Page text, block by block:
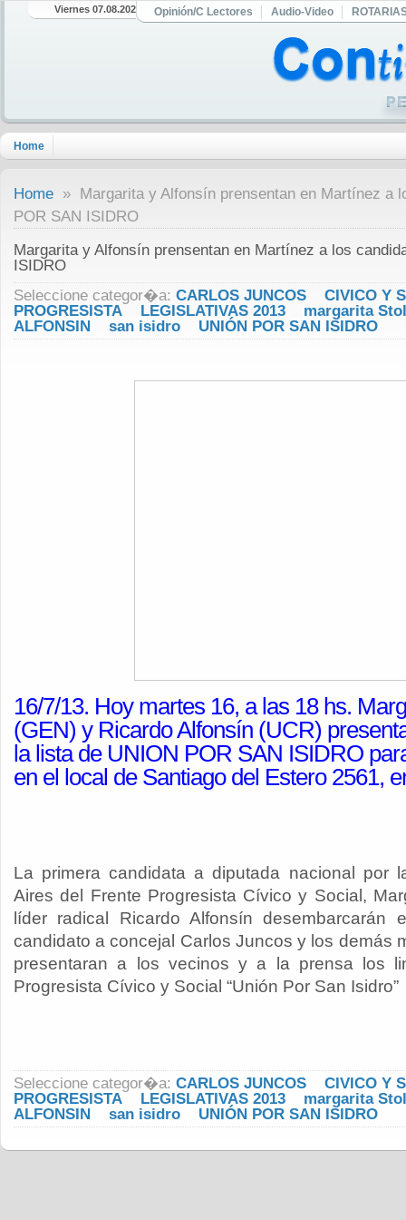
Viernes 07.08.2026 Opinión/C Lectores Audio-Video
Home
Home » Margarita y Alfonsín prensentan en Martínez a
POR SAN ISIDRO
Margarita y Alfonsín prensentan en Martínez a los
ISIDRO
Seleccione categor�a: CARLOS JUNCOS
CIVICO Y
PROGRESISTA
LEGISLATIVAS 2013
margarita
ALFONSIN
san isidro UNIÓN POR SAN ISIDRO
16/7/13. Hoy martes 16, a las 18 hs.
(GEN) y Ricardo Alfonsín (UCR)
la lista de UNION POR SAN ISIDRO
en el local de Santiago del Estero 2561,
La primera candidata a diputada nacional por
Aires del Frente Progresista Cívico y Social,
líder radical Ricardo Alfonsín
candidato a concejal Carlos Juncos y los demás
presentaran a los vecinos y a la prensa los
Progresista Cívico y Social “Unión Por San Isidro”
Seleccione categor�a: CARLOS JUNCOS
CIVICO Y
PROGRESISTA
LEGISLATIVAS 2013
margarita
ALFONSIN
san isidro UNIÓN POR SAN ISIDRO